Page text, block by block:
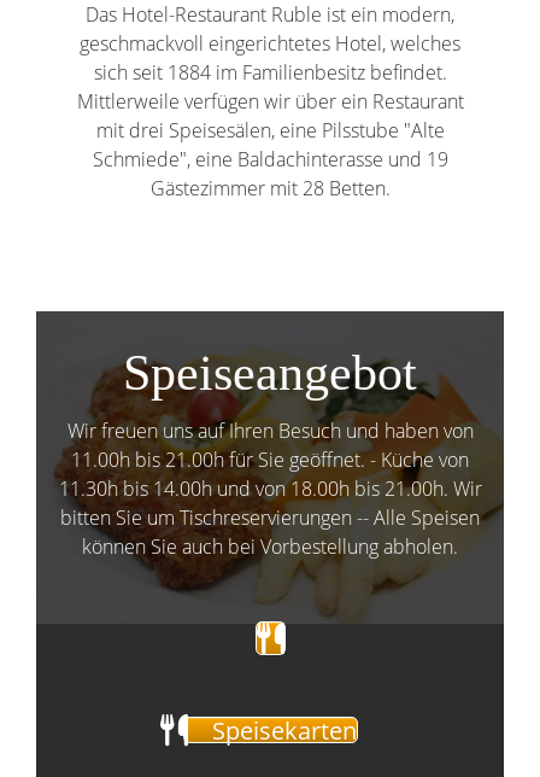
Das Hotel-Restaurant Ruble ist ein modern,
geschmackvoll eingerichtetes Hotel, welches
sich seit 1884 im Familienbesitz befindet.
Mittlerweile verfügen wir über ein Restaurant
mit drei Speisesälen, eine Pilsstube "Alte
Schmiede", eine Baldachinterasse und 19
Gästezimmer mit 28 Betten.
Speiseangebot
Wir freuen uns auf Ihren Besuch und haben von
11.00h bis 21.00h für Sie geöffnet. - Küche von
11.30h bis 14.00h und von 18.00h bis 21.00h. Wir
bitten Sie um Tischreservierungen -- Alle Speisen
können Sie auch bei Vorbestellung abholen.
Speisekarten